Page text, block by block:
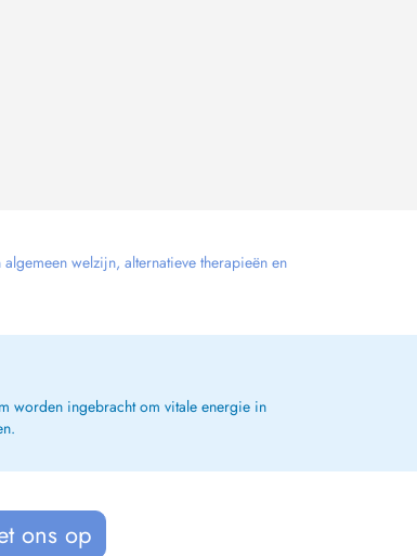
welzijn, alternatieve therapieën en
worden ingebracht om vitale energie in
ons op